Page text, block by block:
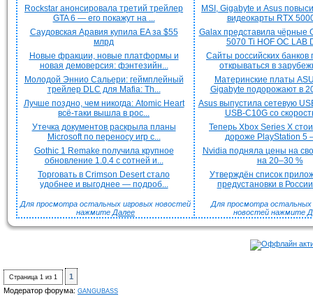
Rockstar анонсировала третий трейлер
GTA 6 — его покажут на ...
Саудовская Аравия купила EA за $55
млрд
Новые фракции, новые платформы и
новая демоверсия: фэнтезийн...
Молодой Эннио Сальери: геймплейный
трейлер DLC для Mafia: Th...
Лучше поздно, чем никогда: Atomic Heart
всё-таки вышла в рос...
Утечка документов раскрыла планы
Microsoft по переносу игр с...
Gothic 1 Remake получила крупное
обновление 1.0.4 с сотней и...
Торговать в Crimson Desert стало
удобнее и выгоднее — подроб...
Для просмотра остальных игровых новостей
нажмите Далее
MSI, Gigabyte и Asus
видеокарты RTX
Galax представила чёрные
5070 Ti HOF OC LAB
Сайты российских банков
открываться в
Материнские платы
Gigabyte подорожают в
Asus выпустила сетевую
USB-C10G со
Теперь Xbox Series X
дороже PlayStation 5
Nvidia подняла цены на
на 20–30 %
Утверждён список
предустановки в
Для просмотра остальных
новостей нажмите
Страница 1 из 1
1
Модератор форума: GANGUBASS